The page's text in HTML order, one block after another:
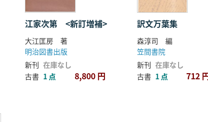
江家次第 <新訂増補>
大江匡房 著
明治図書出版
新刊 在庫なし
古書 1 点 8,800 円
訳文万葉集
森淳司 編
笠間書院
新刊 在庫なし
古書 1 点 712